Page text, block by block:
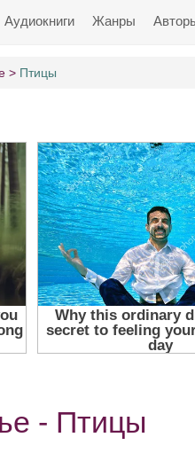
Аудиокниги Жанры
Птицы
- Птицы